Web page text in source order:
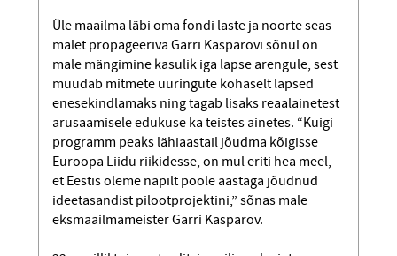
Üle maailma läbi oma fondi laste ja noorte seas
malet propageeriva Garri Kasparovi sõnul on
male mängimine kasulik iga lapse arengule, sest
muudab mitmete uuringute kohaselt lapsed
enesekindlamaks ning tagab lisaks reaalainetest
arusaamisele edukuse ka teistes ainetes. “Kuigi
programm peaks lähiaastail jõudma kõigisse
Euroopa Liidu riikidesse, on mul eriti hea meel,
et Eestis oleme napilt poole aastaga jõudnud
ideetasandist pilootprojektini,” sõnas male
eksmaailmameister Garri Kasparov.